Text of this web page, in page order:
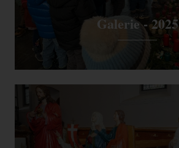
Galerie - 2025